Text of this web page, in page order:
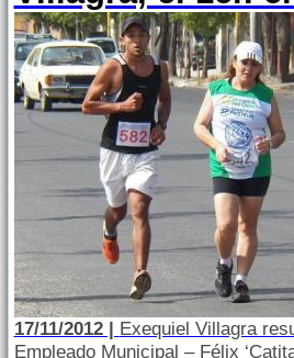
17/11/2012 | Exequiel Villagra
Empleado Municipal – Félix